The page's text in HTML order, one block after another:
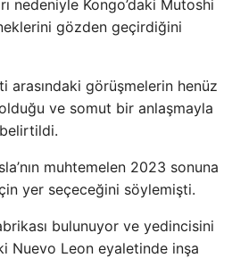
nedeniyle Kongo’daki Mutoshi
gözden geçirdiğini
arasındaki görüşmelerin henüz
ve somut bir anlaşmayla
muhtemelen 2023 sonuna
yer seçeceğini söylemişti.
bulunuyor ve yedincisini
Nuevo Leon eyaletinde inşa